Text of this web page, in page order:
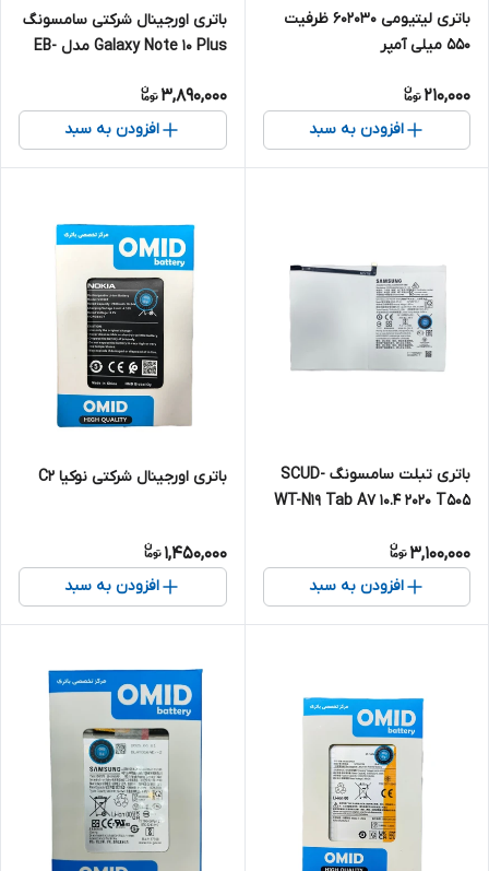
باتری لیتیومی 602030 ظرفیت
550 میلی آمپر
210,000
افزودن به سبد
باتری اورجینال شرکتی سامسونگ
Galaxy Note 10 Plus مدل EB-
3,890,000
افزودن به سبد
باتری تبلت سامسونگ SCUD-
WT-N19 Tab A7 10.4 2020 T505
3,100,000
افزودن به سبد
باتری اورجینال شرکتی نوکیا C2
1,450,000
افزودن به سبد